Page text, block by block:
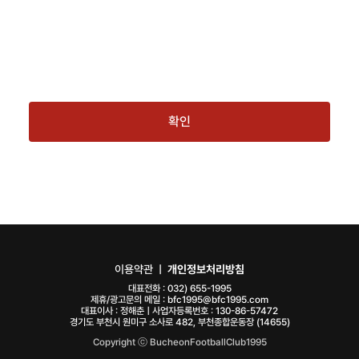
확인
이용약관 개인정보처리방침
대표전화 : 032) 655-1995
제휴/광고문의 메일 : bfc1995@bfc1995.com
대표이사 : 정해춘ㅣ사업자등록번호 : 130-86-57472
경기도 부천시 원미구 소사로 482, 부천종합운동장 (14655)
Copyright ⓒ BucheonFootballClub1995